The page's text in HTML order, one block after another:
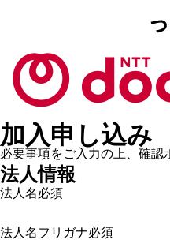
加入申し込み
必要事項をご入力の上、確認
法人情報
法人名必須
法人名フリガナ必須